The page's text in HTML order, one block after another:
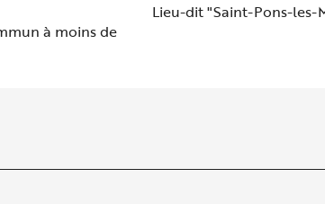
à moins de
Lieu-dit "Saint-Pons-les-